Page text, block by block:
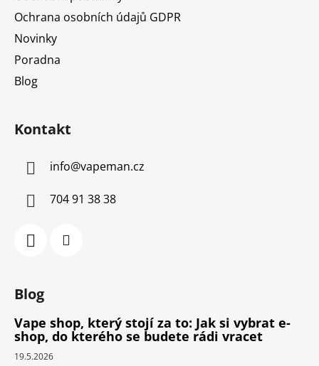
Ochrana osobních údajů GDPR
Novinky
Poradna
Blog
Kontakt
info@vapeman.cz
704 91 38 38
Blog
Vape shop, který stojí za to: Jak si vybrat e-
shop, do kterého se budete rádi vracet
19.5.2026